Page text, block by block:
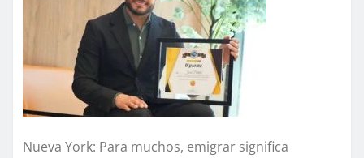
Nueva York: Para muchos, emigrar significa